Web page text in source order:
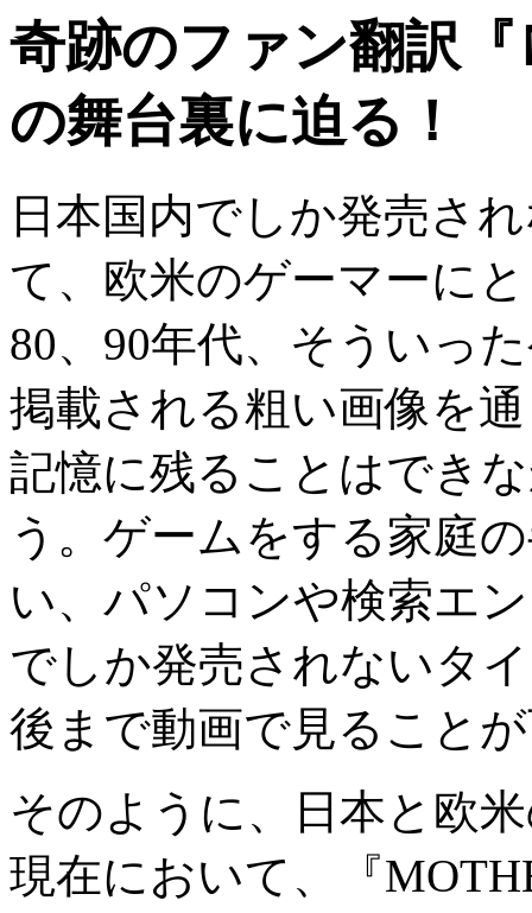
奇跡のファン翻訳
の舞台裏に迫る！
日本国内でしか発売さ
て、欧米のゲーマーに
80、 90年代、そういっ
掲載される粗い画像を
記憶に残ることはでき
う。ゲームをする家庭
い、パソコンや検索エ
でしか発売されないタ
後まで動画で見ること
そのように、日本と欧
現在において、『